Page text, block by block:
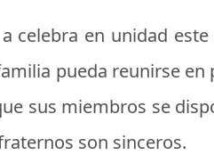
celebra en unidad
pueda reunirse
sus miembros se
son sinceros.